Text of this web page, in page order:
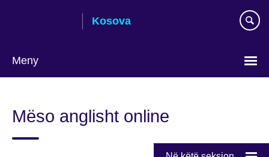
Kosova
Meny
language
Mëso anglisht online